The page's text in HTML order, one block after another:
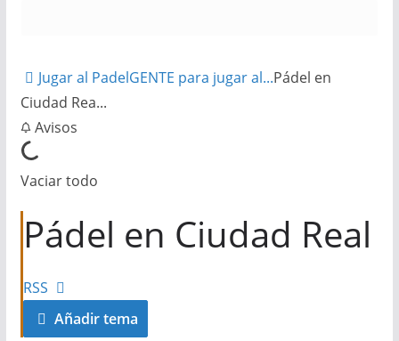
Jugar al PadelGENTE para jugar al...Pádel en
Ciudad Rea...
Avisos
Vaciar todo
Pádel en Ciudad Real
RSS
Añadir tema